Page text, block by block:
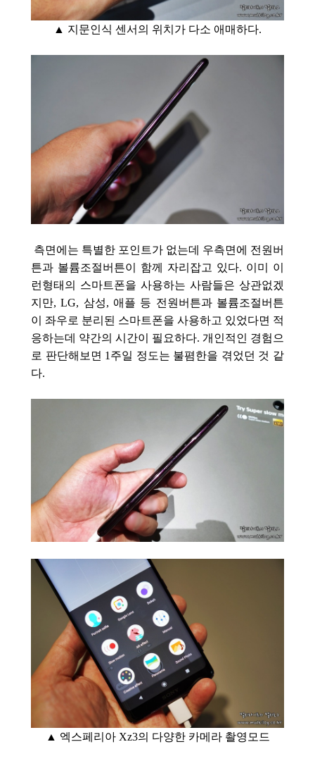
▲ 지문인식 센서의 위치가 다소 애매하다.
측면에는 특별한 포인트가 없는데 우측면에 전원버
튼과 볼륨조절버튼이 함께 자리잡고 있다. 이미 이
런형태의 스마트폰을 사용하는 사람들은 상관없겠
지만, LG, 삼성, 애플 등 전원버튼과 볼륨조절버튼
이 좌우로 분리된 스마트폰을 사용하고 있었다면 적
응하는데 약간의 시간이 필요하다. 개인적인 경험으
로 판단해보면 1주일 정도는 불폄한을 겪었던 것 같
다.
▲ 엑스페리아 Xz3의 다양한 카메라 촬영모드